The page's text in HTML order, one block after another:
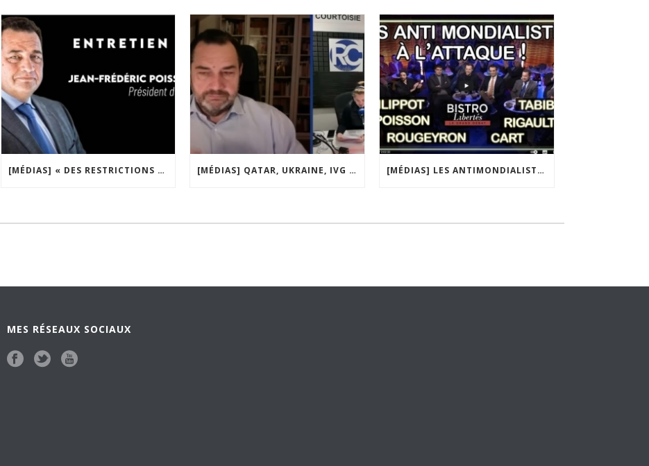
[MÉDIAS] « DES RESTRICTIONS S’INSTALLENT PETIT À PETIT DANS NOTRE PAYS » ENTRETIEN AVEC BOULEVARD VOLTAIRE [MÉDIAS] QATAR, UKRAINE, IVG : MACRON MET-IL LA FRANCE EN DANGER ? JF POISSON INVITÉ DE LIGNE DROITE SUR RADIO COURTOISIE [MÉDIAS] LES ANTIMONDIALISTES À L’ATTAQUE | GRAND DÉBAT DE BRISTO LIBERTÉS
MES RÉSEAUX SOCIAUX